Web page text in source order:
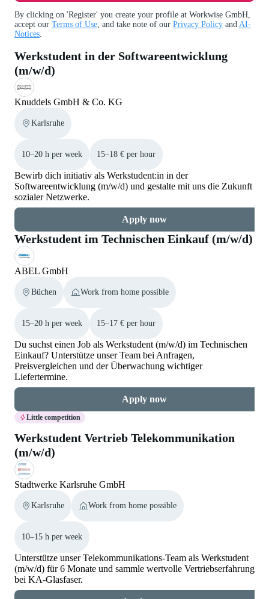
By clicking on 'Register' you create your profile at Workwise GmbH,
accept our Terms of Use , and take note of our Privacy Policy and AI-
Notices
Werkstudent in der Softwareentwicklung
(m/w/d)
Knuddels GmbH & Co. KG
Karlsruhe
10–20 h per week 15–18 € per hour
Bewirb dich initiativ als Werkstudent:in in der
Softwareentwicklung (m/w/d) und gestalte mit uns die Zukunft
sozialer Netzwerke.
Apply now
Werkstudent im Technischen Einkauf (m/w/d)
ABEL GmbH
Büchen Work from home possible
15–20 h per week 15–17 € per hour
Du suchst einen Job als Werkstudent (m/w/d) im Technischen
Einkauf? Unterstütze unser Team bei Anfragen,
Preisvergleichen und der Überwachung wichtiger
Liefertermine.
Apply now
Little competition
Werkstudent Vertrieb Telekommunikation
(m/w/d)
Stadtwerke Karlsruhe GmbH
Karlsruhe Work from home possible
10–15 h per week
Unterstütze unser Telekommunikations-Team als Werkstudent
(m/w/d) für 6 Monate und sammle wertvolle Vertriebserfahrung
bei KA-Glasfaser.